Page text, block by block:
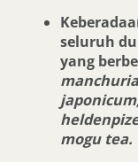
seluruh
yang
mogu tea.